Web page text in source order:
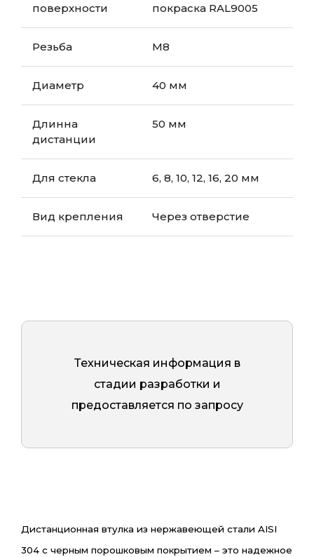
поверхности
покраска RAL9005
Резьба М8
Диаметр 40 мм
Длинна
дистанции
50 мм
Для стекла 6, 8, 10, 12, 16, 20 мм
Вид крепления Через отверстие
Техническая информация в
стадии разработки и
предоставляется по запросу
Дистанционная втулка из нержавеющей стали AISI
304 с черным порошковым покрытием – это надежное